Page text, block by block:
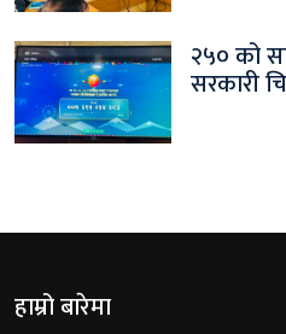
२५० को
सरकारी
हाम्रो बारेमा